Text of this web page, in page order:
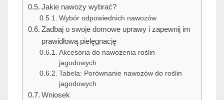
Jakie nawozy wybrać?
Wybór odpowiednich nawozów
Zadbaj o swoje domowe uprawy i zapewnij im
prawidłową pielęgnację
Akcesoria do nawożenia roślin
jagodowych
Tabela: Porównanie nawozów do roślin
jagodowych
Wniosek